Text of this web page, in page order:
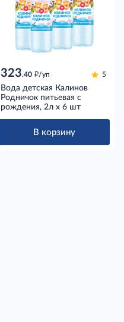
323.40 д/уп 5
Вода детская Калинов
Родничок питьевая с
рождения, 2л х 6 шт
В корзину